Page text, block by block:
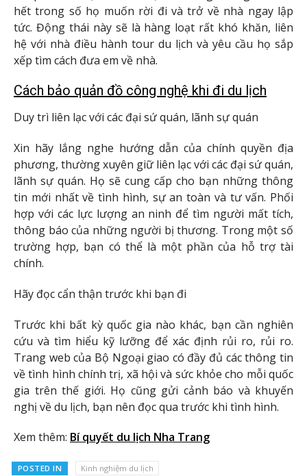
hết trong số họ muốn rời đi và trở về nhà ngay lập
tức. Động thái này sẽ là hàng loạt rất khó khăn, liên
hệ với nhà điều hành tour du lịch và yêu cầu họ sắp
xếp tìm cách đưa em về nhà.
Cách bảo quản đồ công nghệ khi đi du lịch
Duy trì liên lạc với các đại sứ quán, lãnh sự quán
Xin hãy lắng nghe hướng dẫn của chính quyền địa
phương, thường xuyên giữ liên lạc với các đại sứ quán,
lãnh sự quán. Họ sẽ cung cấp cho bạn những thông
tin mới nhất về tình hình, sự an toàn và tư vấn. Phối
hợp với các lực lượng an ninh để tìm người mất tích,
thông báo của những người bị thương. Trong một số
trường hợp, bạn có thể là một phần của hỗ trợ tài
chính.
Hãy đọc cẩn thận trước khi bạn đi
Trước khi bất kỳ quốc gia nào khác, bạn cần nghiên
cứu và tìm hiểu kỹ lưỡng để xác định rủi ro, rủi ro.
Trang web của Bộ Ngoại giao có đầy đủ các thông tin
về tình hình chính trị, xã hội và sức khỏe cho mỗi quốc
gia trên thế giới. Họ cũng gửi cảnh báo và khuyến
nghị về du lịch, bạn nên đọc qua trước khi tình hình.
Xem thêm: Bí quyết du lịch Nha Trang
POSTED IN Kinh nghiệm du lịch